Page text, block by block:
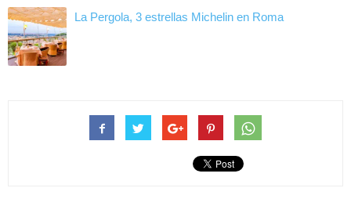
La Pergola, 3 estrellas Michelin en Roma